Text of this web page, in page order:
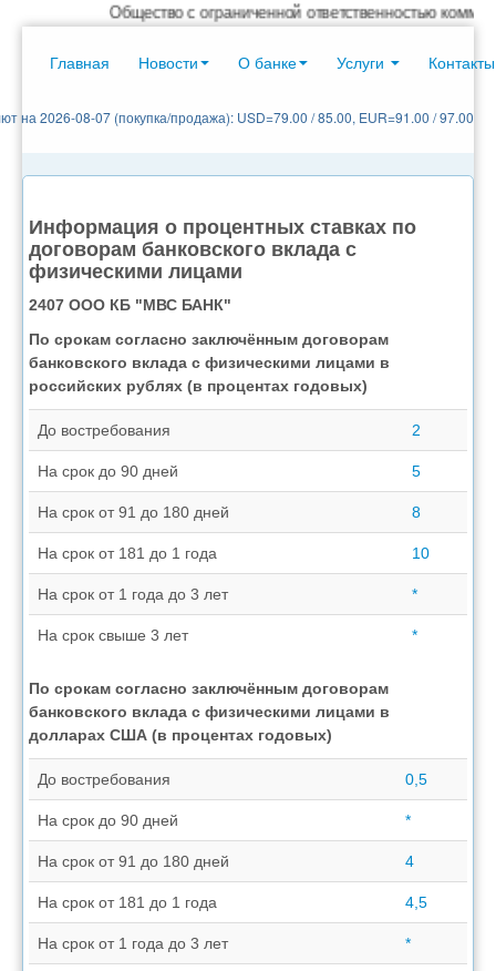
Общество с ограниченной ответственностью
Главная Новости О банке Услуги Контакты
на 2026-08-07 (покупка/продажа): USD=79.00 / 85.00, EUR=91.00 / 97.00
Информация о процентных ставках по
договорам банковского вклада с
физическими лицами
2407 ООО КБ "МВС БАНК"
По срокам согласно заключённым договорам
банковского вклада с физическими лицами в
российских рублях (в процентах годовых)
До востребования 2
На срок до 90 дней 5
На срок от 91 до 180 дней 8
На срок от 181 до 1 года 10
На срок от 1 года до 3 лет *
На срок свыше 3 лет *
По срокам согласно заключённым договорам
банковского вклада с физическими лицами в
долларах США (в процентах годовых)
До востребования 0,5
На срок до 90 дней *
На срок от 91 до 180 дней 4
На срок от 181 до 1 года 4,5
На срок от 1 года до 3 лет *